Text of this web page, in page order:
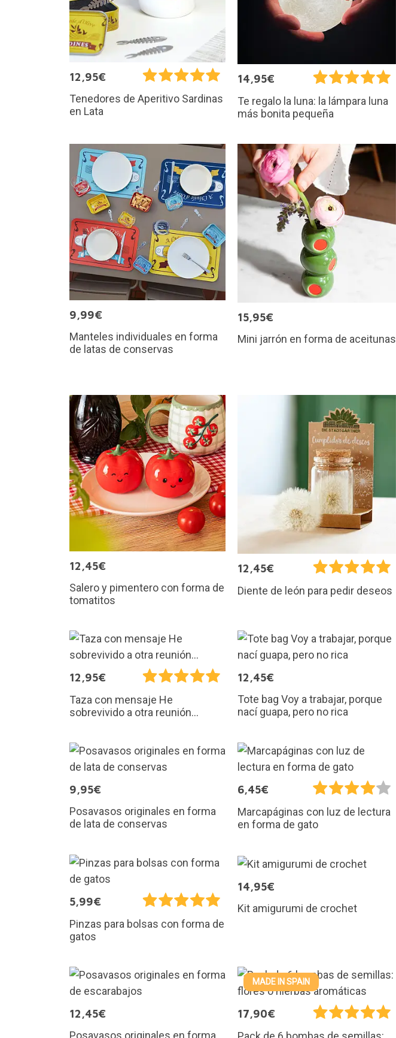
12,95€
Tenedores de Aperitivo Sardinas
en Lata
14,95€
Te regalo la luna: la lámpara luna
más bonita pequeña
9,99€
Manteles individuales en forma
de latas de conservas
15,95€
Mini jarrón en forma de aceitunas
12,45€
Salero y pimentero con forma de
tomatitos
12,45€
Diente de león para pedir deseos
12,95€
Taza con mensaje He
sobrevivido a otra reunión...
12,45€
Tote bag Voy a trabajar, porque
nací guapa, pero no rica
9,95€
Posavasos originales en forma
de lata de conservas
6,45€
Marcapáginas con luz de lectura
en forma de gato
5,99€
Pinzas para bolsas con forma de
gatos
14,95€
Kit amigurumi de crochet
12,45€
Posavasos originales en forma
MADE IN SPAIN
17,90€